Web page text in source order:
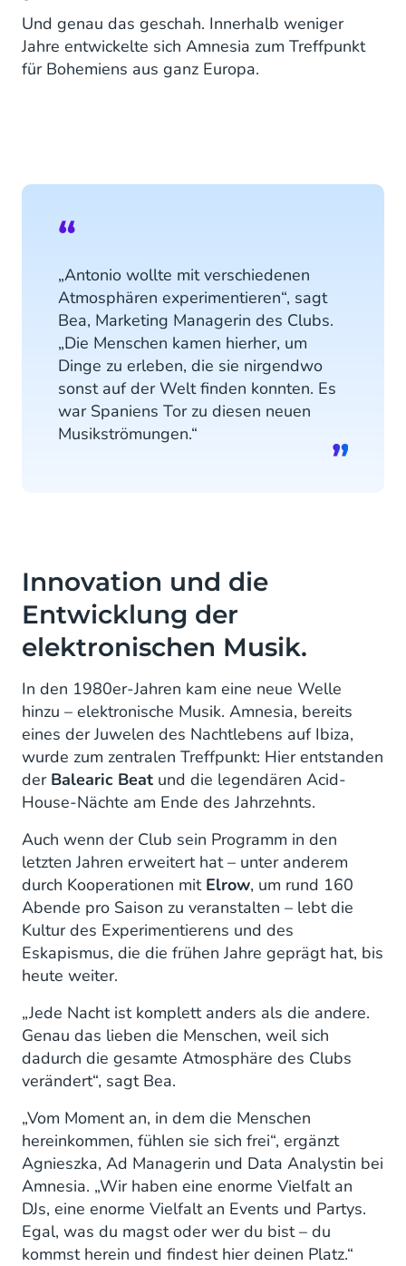
Und genau das geschah. Innerhalb weniger
Jahre entwickelte sich Amnesia zum Treffpunkt
für Bohemiens aus ganz Europa.
„Antonio wollte mit verschiedenen
Atmosphären experimentieren“, sagt
Bea, Marketing Managerin des Clubs.
„Die Menschen kamen hierher, um
Dinge zu erleben, die sie nirgendwo
sonst auf der Welt finden konnten. Es
war Spaniens Tor zu diesen neuen
Musikströmungen.“
Innovation und die
Entwicklung der
elektronischen Musik.
In den 1980er-Jahren kam eine neue Welle
hinzu – elektronische Musik. Amnesia, bereits
eines der Juwelen des Nachtlebens auf Ibiza,
wurde zum zentralen Treffpunkt: Hier entstanden
der Balearic Beat und die legendären Acid-
House-Nächte am Ende des Jahrzehnts.
Auch wenn der Club sein Programm in den
letzten Jahren erweitert hat – unter anderem
durch Kooperationen mit Elrow, um rund 160
Abende pro Saison zu veranstalten – lebt die
Kultur des Experimentierens und des
Eskapismus, die die frühen Jahre geprägt hat, bis
heute weiter.
„Jede Nacht ist komplett anders als die andere.
Genau das lieben die Menschen, weil sich
dadurch die gesamte Atmosphäre des Clubs
verändert“, sagt Bea.
„Vom Moment an, in dem die Menschen
hereinkommen, fühlen sie sich frei“, ergänzt
Agnieszka, Ad Managerin und Data Analystin bei
Amnesia. „Wir haben eine enorme Vielfalt an
DJs, eine enorme Vielfalt an Events und Partys.
Egal, was du magst oder wer du bist – du
kommst herein und findest hier deinen Platz.“